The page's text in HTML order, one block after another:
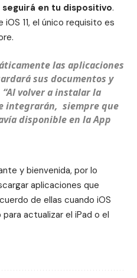
en tu dispositivo.
11, el único requisito es
las aplicaciones
sus documentos y
volver a instalar la
integrarán, siempre que
disponible en la App
y bienvenida, por lo
aplicaciones que
de ellas cuando iOS
actualizar el iPad o el